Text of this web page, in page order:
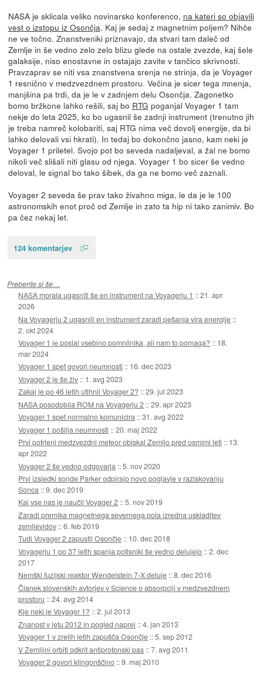
NASA je sklicala veliko novinarsko konferenco, na kateri so objavili
vest o izstopu iz Osončja. Kaj je sedaj z magnetnim poljem? Nihče
ne ve točno. Znanstveniki priznavajo, da stvari tam daleč od
Zemlje in še vedno zelo zelo blizu glede na ostale zvezde, kaj šele
galaksije, niso enostavne in ostajajo zavite v tančico skrivnosti.
Pravzaprav se niti vsa znanstvena srenja ne strinja, da je Voyager
1 resnično v medzvezdnem prostoru. Večina je sicer tega mnenja,
manjšina pa trdi, da je le v zadnjem delu Osončja. Zagonetko
bomo bržkone lahko rešili, saj bo RTG poganjal Voyager 1 tam
nekje do leta 2025, ko bo ugasnil še zadnji instrument (trenutno jih
je treba namreč kolobariti, saj RTG nima več dovolj energije, da bi
lahko delovali vsi hkrati). In tedaj bo dokončno jasno, kam neki je
Voyager 1 priletel. Svojo pot bo seveda nadaljeval, a žal ne bomo
nikoli več slišali niti glasu od njega. Voyager 1 bo sicer še vedno
deloval, le signal bo tako šibek, da ga ne bomo več zaznali.
Voyager 2 seveda še prav tako živahno miga, le da je le 100
astronomskih enot proč od Zemlje in zato ta hip ni tako zanimiv. Bo
pa čez nekaj let.
124 komentarjev
Preberite si še…
NASA morala ugasniti še en instrument na Voyagerju 1 ::21. apr
2026
Na Voyagerju 2 ugasnili en instrument zaradi pešanja vira energije ::
2. okt 2024
Voyager 1 je poslal vsebino pomnilnika, ali nam to pomaga? :: 18.
mar 2024
Voyager 1 spet govori neumnosti :: 16. dec 2023
Voyager 2 je še živ :: 1. avg 2023
Zakaj je po 46 letih utihnil Voyager 2? ::29. jul 2023
NASA posodobila ROM na Voyagerju 2 ::29. apr 2023
Voyager 1 spet normalno komunicira ::31. avg 2022
Voyager 1 pošilja neumnosti ::20. maj 2022
Prvi potrjeni medzvezdni meteor obiskal Zemljo pred osmimi leti :: 13.
apr 2022
Voyager 2 še vedno odgovarja ::5. nov 2020
Prvi izsledki sonde Parker odpirajo novo poglavje v raziskovanju
Sonca ::9. dec 2019
Kaj vse nas je naučil Voyager 2 ::5. nov 2019
Zaradi premika magnetnega severnega pola izredna uskladitev
zemljevidov ::6. feb 2019
Tudi Voyager 2 zapustil Osončje :: 10. dec 2018
Voyagerju 1 po 37 letih spanja potisniki še vedno delujejo ::2. dec
2017
Nemški fuzijski reaktor Wendelstein 7-X deluje ::8. dec 2016
Članek slovenskih avtorjev v Science o absorpciji v medzvezdnem
prostoru ::24. avg 2014
Kje neki je Voyager 1? ::2. jul 2013
Znanost v letu 2012 in pogled naprej ::4. jan 2013
Voyager 1 v zrelih letih zapušča Osončje ::5. sep 2012
V Zemljini orbiti odkrit antiprotonski pas ::7. avg 2011
Voyager 2 govori klingonščino ::9. maj 2010